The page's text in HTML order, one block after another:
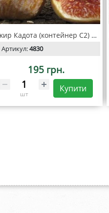
Інжир Кадота (контейнер С2) 2 роки
Артикул:4830
195 грн.
шт
Купити